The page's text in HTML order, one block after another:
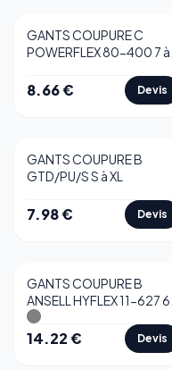
GANTS COUPURE C
POWERFLEX 80-400 7 à
8.66€ Devis
GANTS COUPURE B
GTD/PU/S S à XL
7.98€ Devis
GANTS COUPURE B
ANSELL HYFLEX 11-627 6 à
11
14.22€ Devis